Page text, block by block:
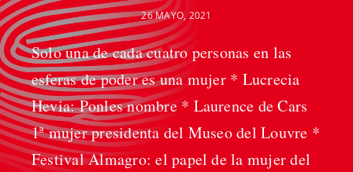
26 MAYO, 2021
Solo una de cada cuatro personas en las
esferas de poder es una mujer * Lucrecia
Hevia: Ponles nombre * Laurence de Cars
1ª mujer presidenta del Museo del Louvre *
Festival Almagro: el papel de la mujer del